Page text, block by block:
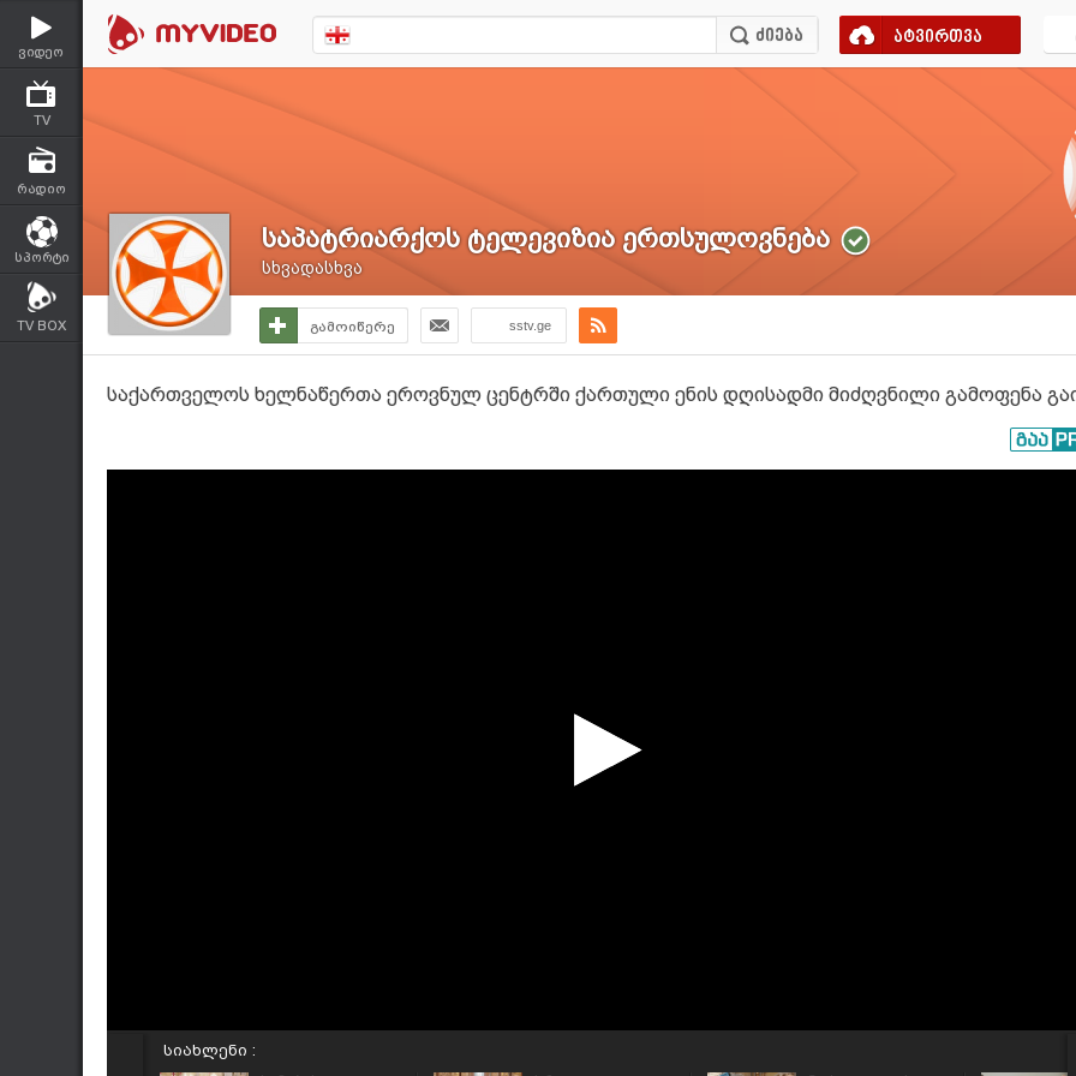
ვიდეო
TV
რადიო
სპორტი
TV BOX
ატვირთვა
საპატრიარქოს ტელევიზია ერთსულოვნება
სხვადასხვა
გამოიწერე sstv.ge
საქართველოს ხელნაწერთა ეროვნულ ცენტრში ქართული ენის დღისადმი მიძღვნილი გამოფენა
სიახლენი :